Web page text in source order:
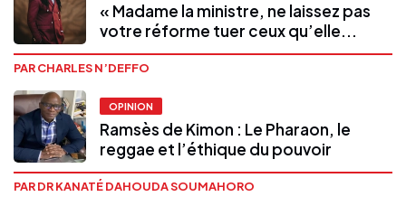
« Madame la ministre, ne laissez pas
votre réforme tuer ceux qu’elle...
PAR CHARLES N’DEFFO
OPINION
Ramsès de Kimon : Le Pharaon, le
reggae et l’éthique du pouvoir
PAR DR KANATÉ DAHOUDA SOUMAHORO